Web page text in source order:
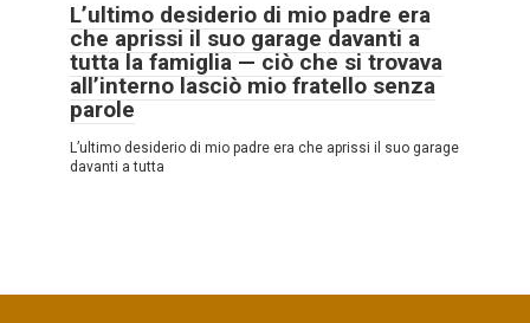
L’ultimo desiderio di mio padre era
che aprissi il suo garage davanti a
tutta la famiglia — ciò che si trovava
all’interno lasciò mio fratello senza
parole
L’ultimo desiderio di mio padre era che aprissi il suo garage
davanti a tutta